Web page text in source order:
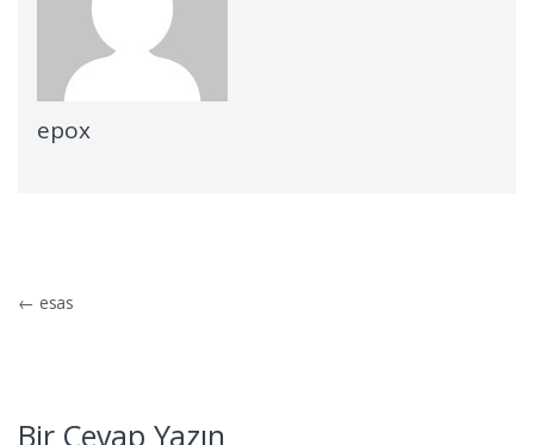
epox
Yazı dolaşımı
← esas
Bir Cevap Yazın